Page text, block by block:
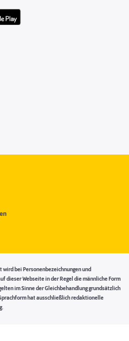
wird bei Personenbezeichnungen und
dieser Webseite in der Regel die männliche Form
im Sinne der Gleichbehandlung grundsätzlich
hat ausschließlich redaktionelle